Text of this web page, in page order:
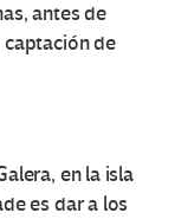
antes de
de
en la isla
es dar a los